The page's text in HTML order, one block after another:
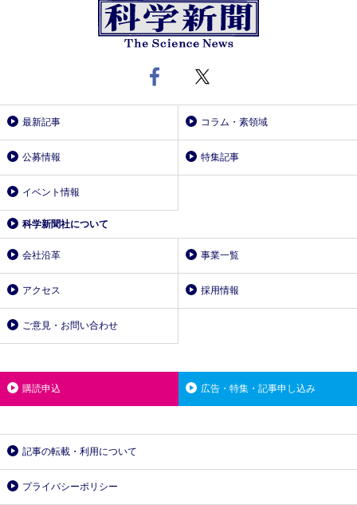
最新記事 コラム・素領域
公募情報 特集記事
イベント情報
科学新聞社について
会社沿革 事業一覧
アクセス 採用情報
ご意見・お問い合わせ
購読申込 広告・特集・記事申し込み
記事の転載・利用について
プライバシーポリシー